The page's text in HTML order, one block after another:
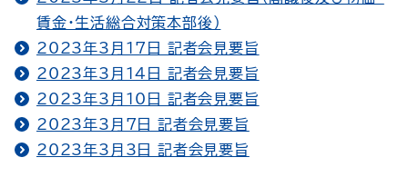
賃金・生活総合対策本部後）
2023年3月17日 記者会見要旨
2023年3月14日 記者会見要旨
2023年3月10日 記者会見要旨
2023年3月7日 記者会見要旨
2023年3月3日 記者会見要旨